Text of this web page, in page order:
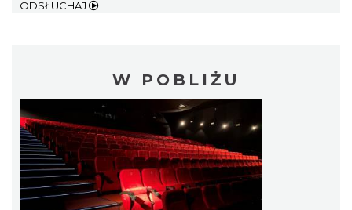
ODSŁUCHAJ
W POBLIŻU